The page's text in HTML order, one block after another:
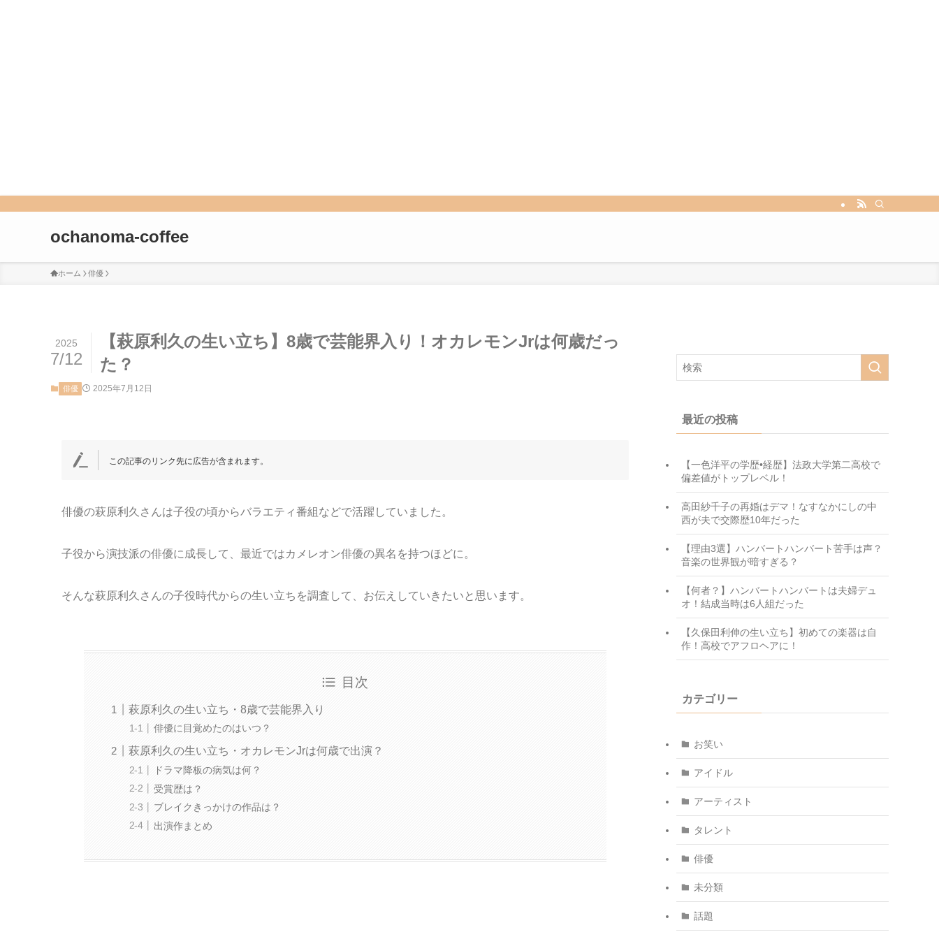
ochanoma-coffee
ホーム 俳優
【萩原利久の生い立ち】8歳で芸能界入り！オカレモンJrは何歳だっ
た？
2025
7/12
俳優 2025年7月12日
この記事のリンク先に広告が含まれます。
俳優の萩原利久さんは子役の頃からバラエティ番組などで活躍していました。
子役から演技派の俳優に成長して、最近ではカメレオン俳優の異名を持つほどに。
そんな萩原利久さんの子役時代からの生い立ちを調査して、お伝えしていきたいと思います。
目次
萩原利久の生い立ち・8歳で芸能界入り
俳優に目覚めたのはいつ？
萩原利久の生い立ち・オカレモンJrは何歳で出演？
ドラマ降板の病気は何？
受賞歴は？
ブレイクきっかけの作品は？
出演作まとめ
最近の投稿
【一色洋平の学歴•経歴】法政大学第二高校で
偏差値がトップレベル！
高田紗千子の再婚はデマ！なすなかにしの中
西が夫で交際歴10年だった
【理由3選】ハンバートハンバート苦手は声？
音楽の世界観が暗すぎる？
【何者？】ハンバートハンバートは夫婦デュ
オ！結成当時は6人組だった
【久保田利伸の生い立ち】初めての楽器は自
作！高校でアフロヘアに！
カテゴリー
お笑い
アイドル
アーティスト
タレント
俳優
未分類
話題